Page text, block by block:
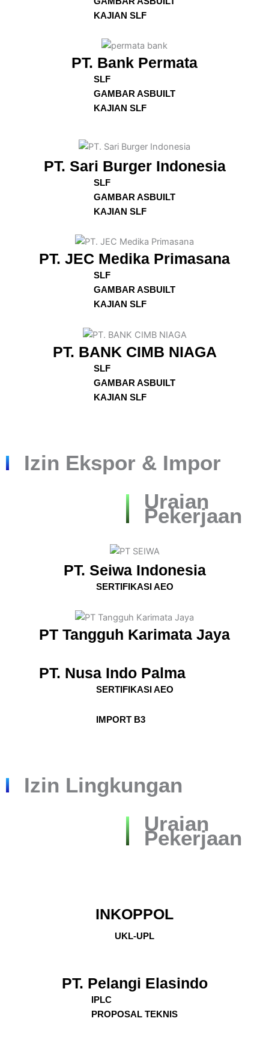
KAJIAN SLF
PT. Bank Permata
SLF
GAMBAR ASBUILT
KAJIAN SLF
PT. Sari Burger Indonesia
SLF
GAMBAR ASBUILT
KAJIAN SLF
PT. JEC Medika Primasana
SLF
GAMBAR ASBUILT
KAJIAN SLF
PT. BANK CIMB NIAGA
SLF
GAMBAR ASBUILT
KAJIAN SLF
Izin Ekspor & Impor
Uraian
Pekerjaan
PT. Seiwa Indonesia
SERTIFIKASI AEO
PT Tangguh Karimata Jaya
PT. Nusa Indo Palma
SERTIFIKASI AEO
IMPORT B3
Izin Lingkungan
Uraian
Pekerjaan
INKOPPOL
UKL-UPL
PT. Pelangi Elasindo
IPLC
PROPOSAL TEKNIS